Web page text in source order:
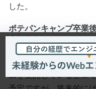
した。
ポテパンキャンプ卒業
コネクト株式会社に入
ムを受託している企業